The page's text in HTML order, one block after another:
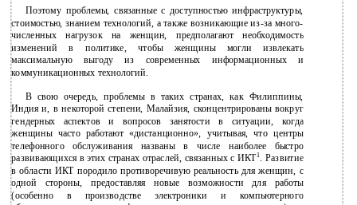
Поэтому проблемы, связанные с доступностью инфраструктуры,
стоимостью, знанием технологий, а также возникающие из-за много-
численных нагрузок на женщин, предполагают необходимость
изменений в политике, чтобы женщины могли извлекать
максимальную выгоду из современных информационных и
коммуникационных технологий.
В свою очередь, проблемы в таких странах, как Филиппины,
Индия и, в некоторой степени, Малайзия, сконцентрированы вокруг
гендерных аспектов и вопросов занятости в ситуации, когда
женщины часто работают «дистанционно», учитывая, что центры
телефонного обслуживания названы в числе наиболее быстро
развивающихся в этих странах отраслей, связанных с ИКТ1. Развитие
в области ИКТ породило противоречивую реальность для женщин, с
одной стороны, предоставляя новые возможности для работы
(особенно в производстве электроники и компьютерного